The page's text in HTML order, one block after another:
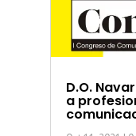
D.O.
a